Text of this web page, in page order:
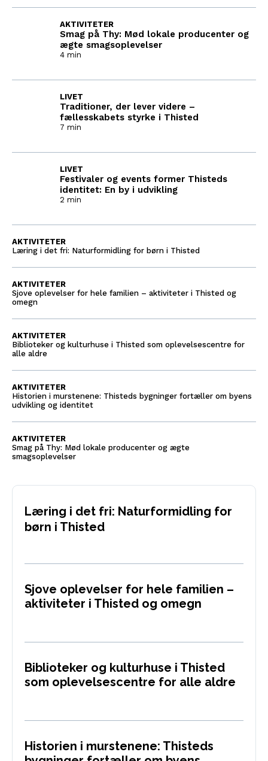
Smag på Thy: Mød lokale producenter og
ægte smagsoplevelser
AKTIVITETER
4 min
Traditioner, der lever videre –
fællesskabets styrke i Thisted
LIVET
7 min
Festivaler og events former Thisteds
identitet: En by i udvikling
LIVET
2 min
Læring i det fri: Naturformidling for børn i Thisted
AKTIVITETER
Sjove oplevelser for hele familien – aktiviteter i Thisted og
omegn
AKTIVITETER
Biblioteker og kulturhuse i Thisted som oplevelsescentre for
alle aldre
AKTIVITETER
Historien i murstenene: Thisteds bygninger fortæller om byens
udvikling og identitet
AKTIVITETER
Smag på Thy: Mød lokale producenter og ægte
smagsoplevelser
AKTIVITETER
Læring i det fri: Naturformidling for
børn i Thisted
Sjove oplevelser for hele familien –
aktiviteter i Thisted og omegn
Biblioteker og kulturhuse i Thisted
som oplevelsescentre for alle aldre
Historien i murstenene: Thisteds